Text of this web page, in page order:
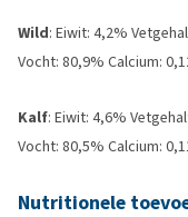
Wild: Eiwit: 4,2%
Vocht: 80,9% Calcium:
Kalf: Eiwit: 4,6%
Vocht: 80,5% Calcium:
Nutritionele